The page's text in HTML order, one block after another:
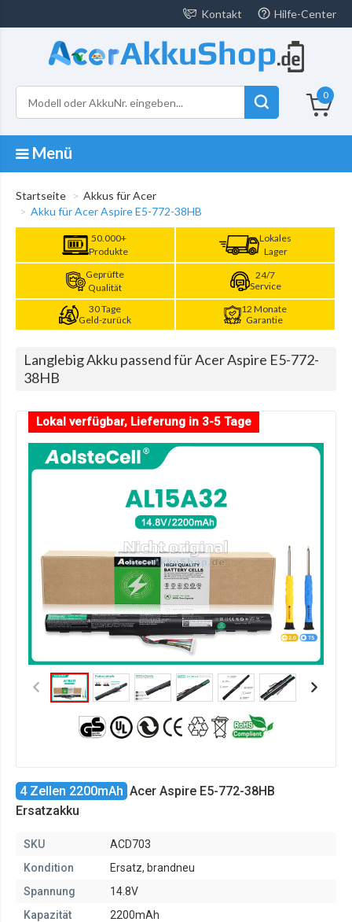
Kontakt Hilfe-Center
0
Menü
Startseite
Akkus für Acer
Akku für Acer Aspire E5-772-38HB
50.000+
Produkte
Lokales
Lager
Geprüfte
Qualität
24/7
Service
30 Tage
Geld-zurück
12 Monate
Garantie
Langlebig Akku passend für Acer Aspire E5-772-
38HB
Lokal verfügbar, Lieferung in 3-5 Tage
4 Zellen 2200mAh Acer Aspire E5-772-38HB
Ersatzakku
SKU
ACD703
Kondition
Ersatz, brandneu
Spannung
14.8V
Kapazität
2200mAh